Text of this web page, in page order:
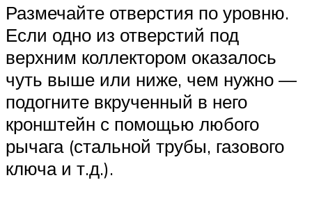
Размечайте отверстия по уровню.
Если одно из отверстий под
верхним коллектором оказалось
чуть выше или ниже, чем нужно —
подогните вкрученный в него
кронштейн с помощью любого
рычага (стальной трубы, газового
ключа и т.д.).